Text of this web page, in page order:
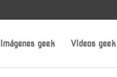
Imágenes geek Vídeos geek